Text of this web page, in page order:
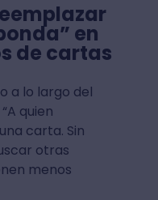
en
de cartas
a lo largo del
quien
carta. Sin
otras
menos